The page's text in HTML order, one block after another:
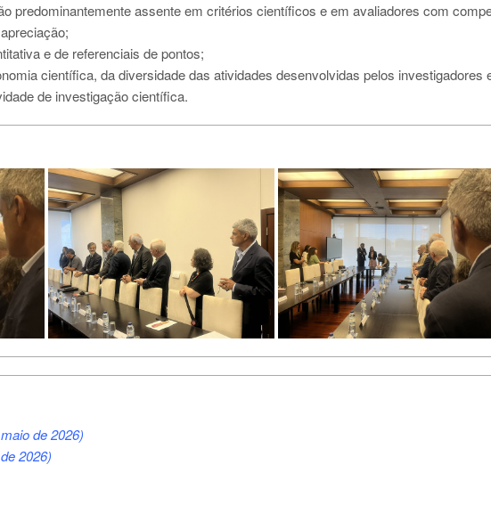
predominantemente assente em critérios científicos e em avaliadores com
e de referenciais de pontos;
científica, da diversidade das atividades desenvolvidas pelos investigadores
de investigação científica.
de 2026)
2026)